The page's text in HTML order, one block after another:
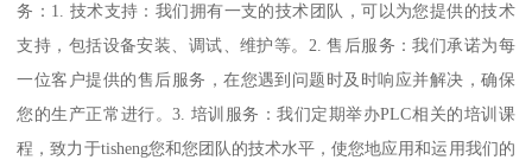
务：1. 技术支持：我们拥有一支的技术团队，可以为您提供的技术
支持，包括设备安装、调试、维护等。2. 售后服务：我们承诺为每
一位客户提供的售后服务，在您遇到问题时及时响应并解决，确保
您的生产正常进行。3. 培训服务：我们定期举办PLC相关的培训课
程，致力于tisheng您和您团队的技术水平，使您地应用和运用我们的